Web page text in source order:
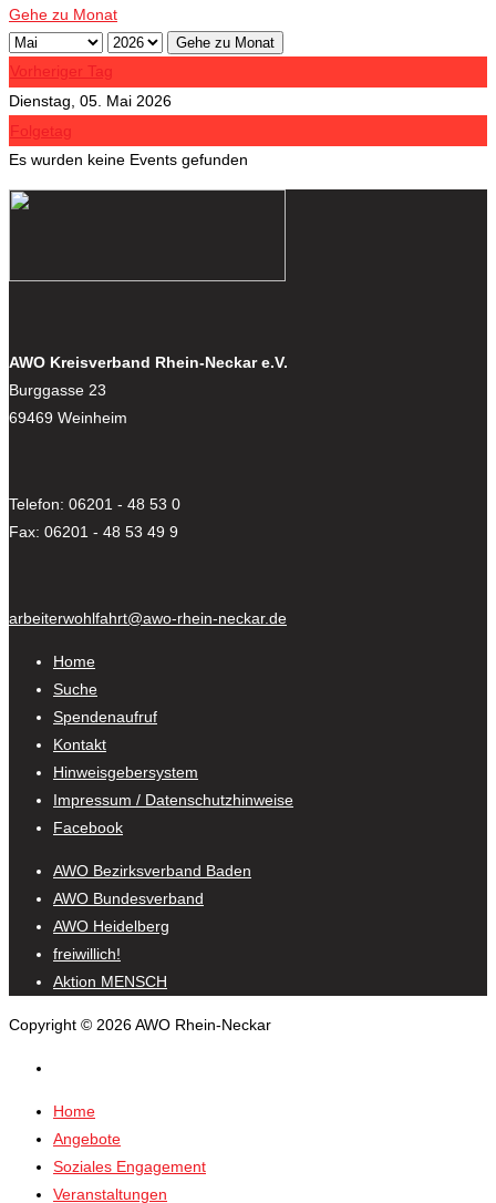
Gehe zu Monat
Gehe zu Monat
Vorheriger Tag
Dienstag, 05. Mai 2026
Folgetag
Es wurden keine Events gefunden
AWO Kreisverband Rhein-Neckar e.V.
Burggasse 23
69469 Weinheim
Telefon: 06201 - 48 53 0
Fax: 06201 - 48 53 49 9
arbeiterwohlfahrt@awo-rhein-neckar.de
Home
Suche
Spendenaufruf
Kontakt
Hinweisgebersystem
Impressum / Datenschutzhinweise
Facebook
AWO Bezirksverband Baden
AWO Bundesverband
AWO Heidelberg
freiwillich!
Aktion MENSCH
Copyright © 2026 AWO Rhein-Neckar
Home
Angebote
Soziales Engagement
Veranstaltungen